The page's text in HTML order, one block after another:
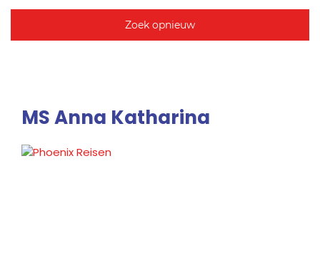
Zoek opnieuw
MS Anna Katharina